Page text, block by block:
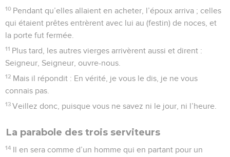
10 Pendant qu’elles allaient en acheter, l’époux arriva ; celles
qui étaient prêtes entrèrent avec lui au (festin) de noces, et
la porte fut fermée.
11 Plus tard, les autres vierges arrivèrent aussi et dirent :
Seigneur, Seigneur, ouvre-nous.
12 Mais il répondit : En vérité, je vous le dis, je ne vous
connais pas.
13 Veillez donc, puisque vous ne savez ni le jour, ni l’heure.
La parabole des trois serviteurs
14 Il en sera comme d’un homme qui en partant pour un